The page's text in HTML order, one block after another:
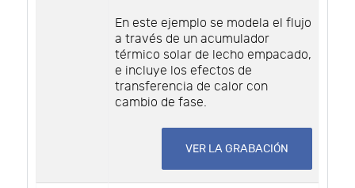
En este ejemplo se modela el flujo
a través de un acumulador
térmico solar de lecho empacado,
e incluye los efectos de
transferencia de calor con
cambio de fase.
VER LA GRABACIÓN